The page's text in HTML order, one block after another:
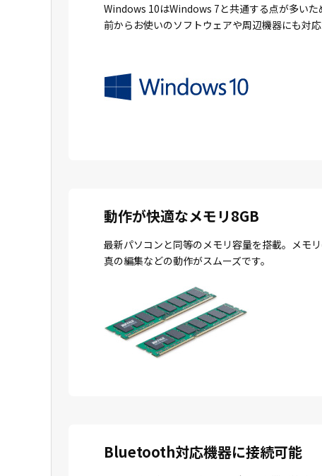
Windows 10はWindows 7と共通する点が多い
前からお使いのソフトウェアや周辺機器にも対
動作が快適なメモリ8GB
最新パソコンと同等のメモリ容量を搭載。メモ
真の編集などの動作がスムーズです。
Bluetooth対応機器に接続可能